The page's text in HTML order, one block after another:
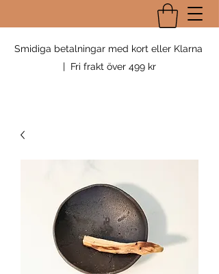
Smidiga betalningar med kort eller Klarna
| Fri frakt över 499 kr